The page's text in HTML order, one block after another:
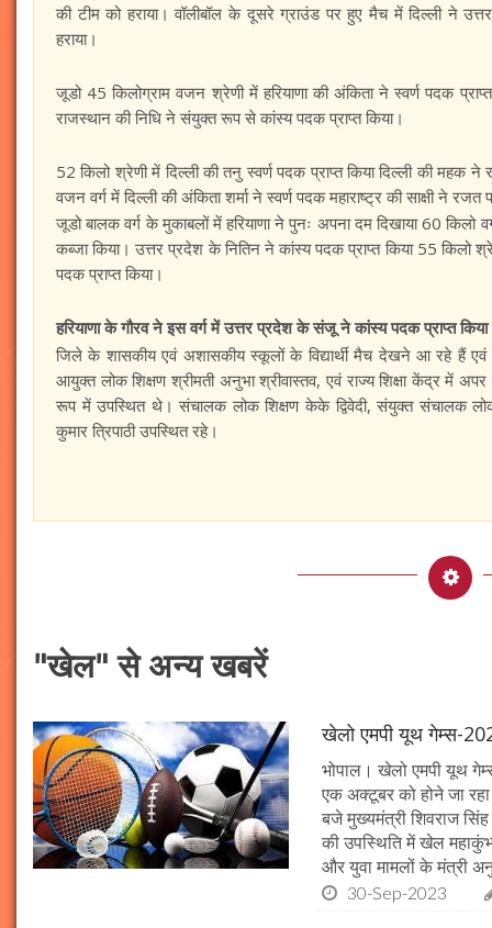
की टीम को हराया। वॉलीबॉल के दूसरे ग्राउंड पर हुए मैच में दिल्ली ने
हराया।
जूडो 45 किलोग्राम वजन श्रेणी में हरियाणा की अंकिता ने स्वर्ण पदक
राजस्थान की निधि ने संयुक्त रूप से कांस्य पदक प्राप्त किया।
52 किलो श्रेणी में दिल्ली की तनु स्वर्ण पदक प्राप्त किया दिल्ली की
वजन वर्ग में दिल्ली की अंकिता शर्मा ने स्वर्ण पदक महाराष्ट्र की साक्षी ने
जूडो बालक वर्ग के मुकाबलों में हरियाणा ने पुनः अपना दम दिखाया 60
कब्जा किया। उत्तर प्रदेश के नितिन ने कांस्य पदक प्राप्त किया 55 किलो
पदक प्राप्त किया।
हरियाणा के गौरव ने इस वर्ग में उत्तर प्रदेश के संजू ने कांस्य पदक प्राप्त किया
जिले के शासकीय एवं अशासकीय स्कूलों के विद्यार्थी मैच देखने आ रहे हैं
आयुक्त लोक शिक्षण श्रीमती अनुभा श्रीवास्तव, एवं राज्य शिक्षा केंद्र में
रूप में उपस्थित थे। संचालक लोक शिक्षण केके द्विवेदी, संयुक्त संचालक लोक
कुमार त्रिपाठी उपस्थित रहे।
"खेल" से अन्य खबरें
खेलो एमपी यूथ गेम्स-
भोपाल। खेलो एमपी यूथ
एक अक्टूबर को होने जा
बजे मुख्यमंत्री शिवराज
की उपस्थिति में खेल
और युवा मामलों के मंत्री
30-Sep-2023